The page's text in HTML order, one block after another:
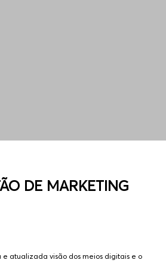
DE MARKETING
atualizada visão dos meios digitais e o